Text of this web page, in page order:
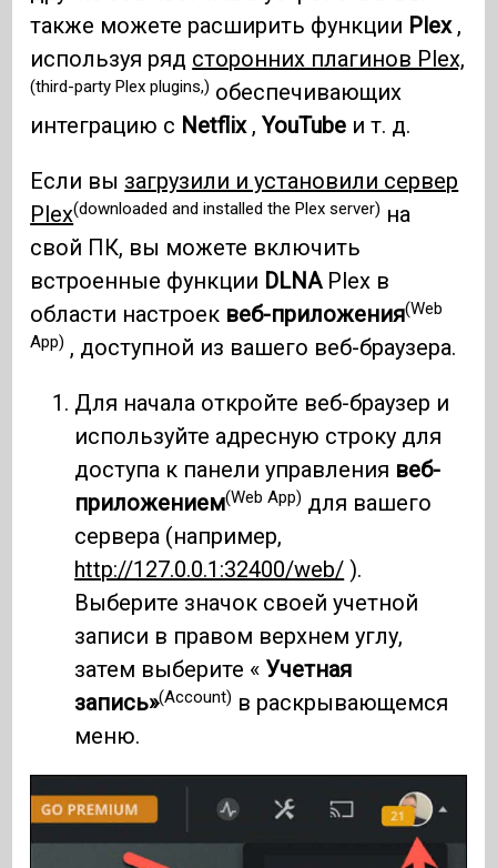
также можете расширить функции Plex,
используя ряд сторонних плагинов Plex,
(third-party Plex plugins,) обеспечивающих
интеграцию с Netflix,YouTube и т. д.
Если вы загрузили и установили сервер
Plex(downloaded and installed the Plex server) на
свой ПК, вы можете включить
встроенные функции DLNAPlex в
области настроек веб-приложения(Web
App) , доступной из вашего веб-браузера.
Для начала откройте веб-браузер и
используйте адресную строку для
доступа к панели управления веб-
приложением(Web App) для вашего
сервера (например,
http://127.0.0.1:32400/web/ ).
Выберите значок своей учетной
записи в правом верхнем углу,
затем выберите « Учетная
запись»(Account) в раскрывающемся
меню.